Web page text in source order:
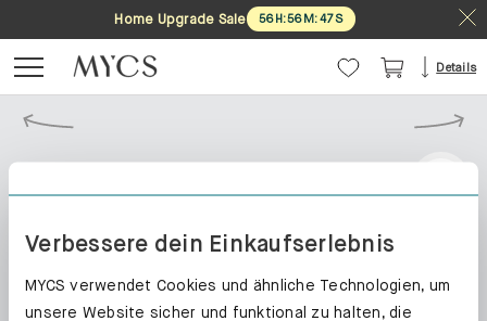
Verbessere dein Einkaufserlebnis
MYCS verwendet Cookies und ähnliche Technologien, um
unsere Website sicher und funktional zu halten, die
Home Upgrade Sale 56H:56M: 47S
Details